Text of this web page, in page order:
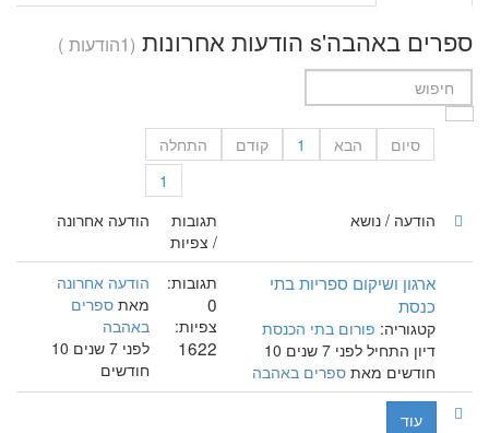
ספרים באהבה's הודעות אחרונות (1הודעות )
התחלה קודם 1 הבא
סיום
1
הודעה / נושא
תגובות
/ צפיות
הודעה אחרונה
עוד
ארגון ושיקום ספריות בתי
כנסת
קטגוריה: פורום בתי הכנסת
דיון התחיל לפני 7 שנים 10
חודשים מאת ספרים באהבה
תגובות:
0
צפיות:
1622
הודעה אחרונה
מאת ספרים
באהבה
לפני 7 שנים 10
חודשים